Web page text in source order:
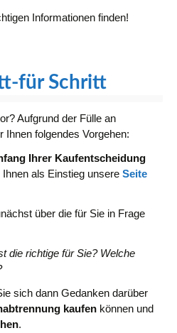
Informationen finden!
für Schritt
Aufgrund der Fülle an
Ihnen folgendes Vorgehen:
Ihrer Kaufentscheidung
als Einstieg unsere Seite
über die für Sie in Frage
die richtige für Sie? Welche
sich dann Gedanken darüber
kaufen können und
.